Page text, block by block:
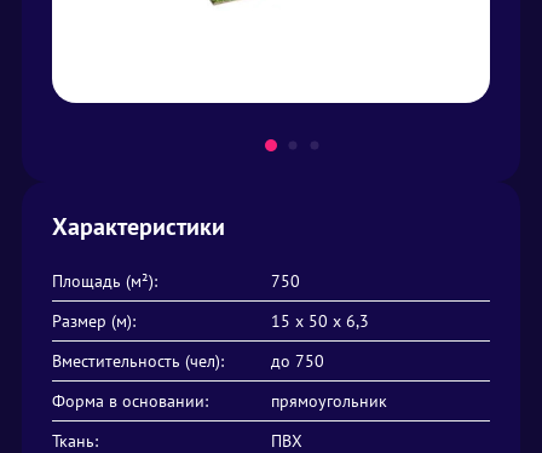
Характеристики
Площадь (м²):
750
Размер (м):
15 х 50 х 6,3
Вместительность (чел):
до 750
Форма в основании:
прямоугольник
Ткань:
ПВХ